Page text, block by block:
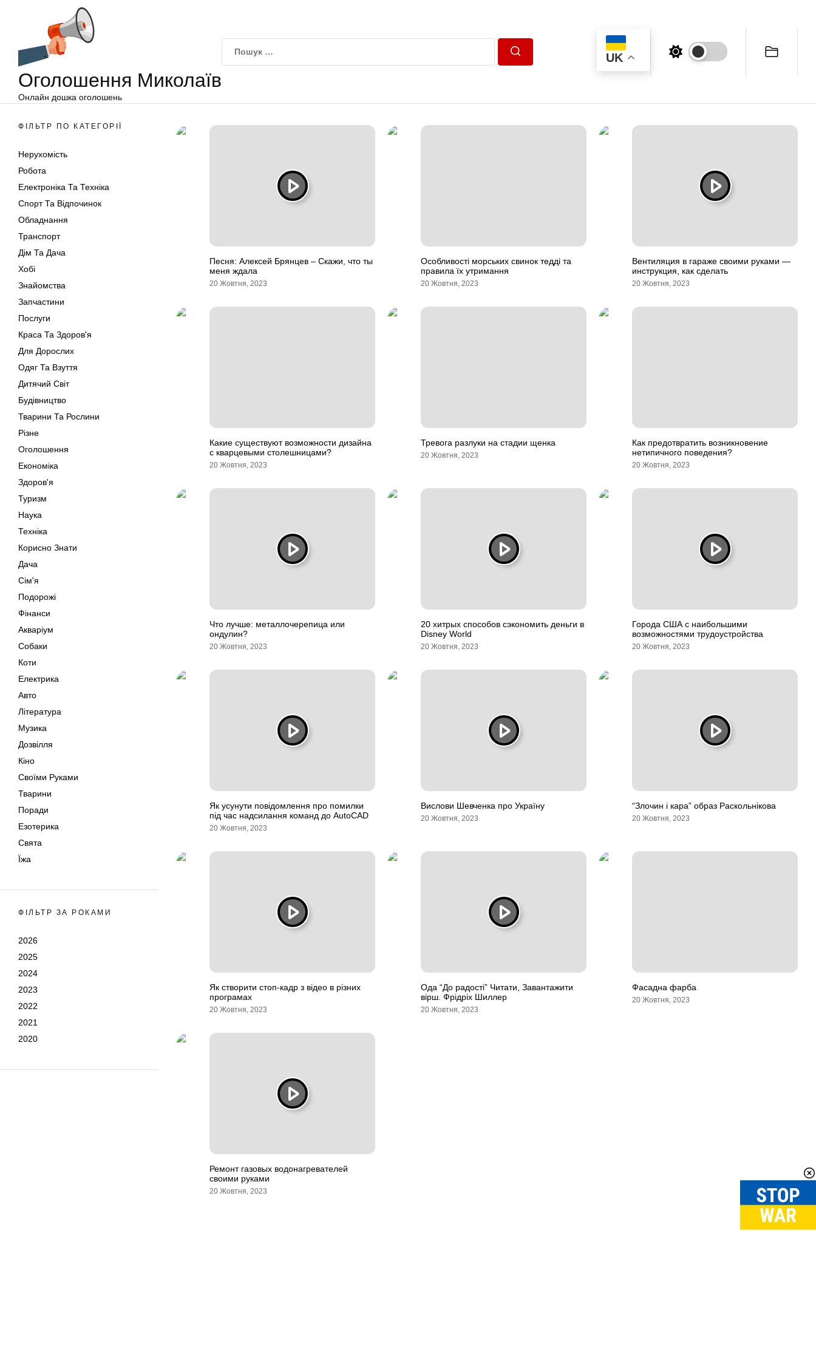
Оголошення Миколаїв
Онлайн дошка оголошень
UK
ФІЛЬТР ПО КАТЕГОРІЇ
Нерухомість
Робота
Електроніка Та Техніка
Спорт Та Відпочинок
Обладнання
Транспорт
Дім Та Дача
Хобі
Знайомства
Запчастини
Послуги
Краса Та Здоров'я
Для Дорослих
Одяг Та Взуття
Дитячий Світ
Будівництво
Тварини Та Рослини
Різне
Оголошення
Економіка
Здоров'я
Туризм
Наука
Техніка
Корисно Знати
Дача
Сім'я
Подорожі
Фінанси
Акваріум
Собаки
Коти
Електрика
Авто
Література
Музика
Дозвілля
Кіно
Своїми Руками
Тварини
Поради
Езотерика
Свята
Їжа
ФІЛЬТР ЗА РОКАМИ
2026
2025
2024
2023
2022
2021
2020
Песня: Алексей Брянцев – Скажи, что ты
меня ждала
20 Жовтня, 2023
Особливості морських свинок тедді та
правила їх утримання
20 Жовтня, 2023
Вентиляция в гараже своими руками —
инструкция, как сделать
20 Жовтня, 2023
Какие существуют возможности дизайна
с кварцевыми столешницами?
20 Жовтня, 2023
Тревога разлуки на стадии щенка
20 Жовтня, 2023
Как предотвратить возникновение
нетипичного поведения?
20 Жовтня, 2023
Что лучше: металлочерепица или
ондулин?
20 Жовтня, 2023
20 хитрых способов сэкономить деньги в
Disney World
20 Жовтня, 2023
Города США с наибольшими
возможностями трудоустройства
20 Жовтня, 2023
Як усунути повідомлення про помилки
під час надсилання команд до AutoCAD
20 Жовтня, 2023
Вислови Шевченка про Україну
20 Жовтня, 2023
“Злочин і кара” образ Раскольнікова
20 Жовтня, 2023
Як створити стоп-кадр з відео в різних
програмах
20 Жовтня, 2023
Ода “До радості” Читати, Завантажити
вірш. Фрідріх Шиллер
20 Жовтня, 2023
Фасадна фарба
20 Жовтня, 2023
Ремонт газовых водонагревателей
своими руками
20 Жовтня, 2023